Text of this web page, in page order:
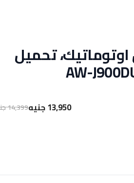
تحميل
13,950 جنيه 14,399 جنيه